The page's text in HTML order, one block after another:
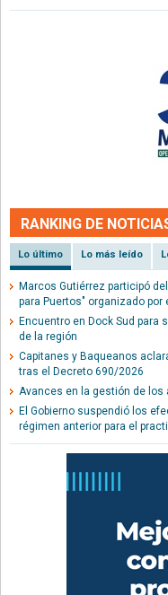
RANKING DE
Lo último Lo más leído
Marcos Gutiérrez participó
para Puertos" organizado por
Encuentro en Dock Sud para
de la región
Capitanes y Baqueanos
tras el Decreto 690/2026
Avances en la gestión de los
El Gobierno suspendió los
régimen anterior para el